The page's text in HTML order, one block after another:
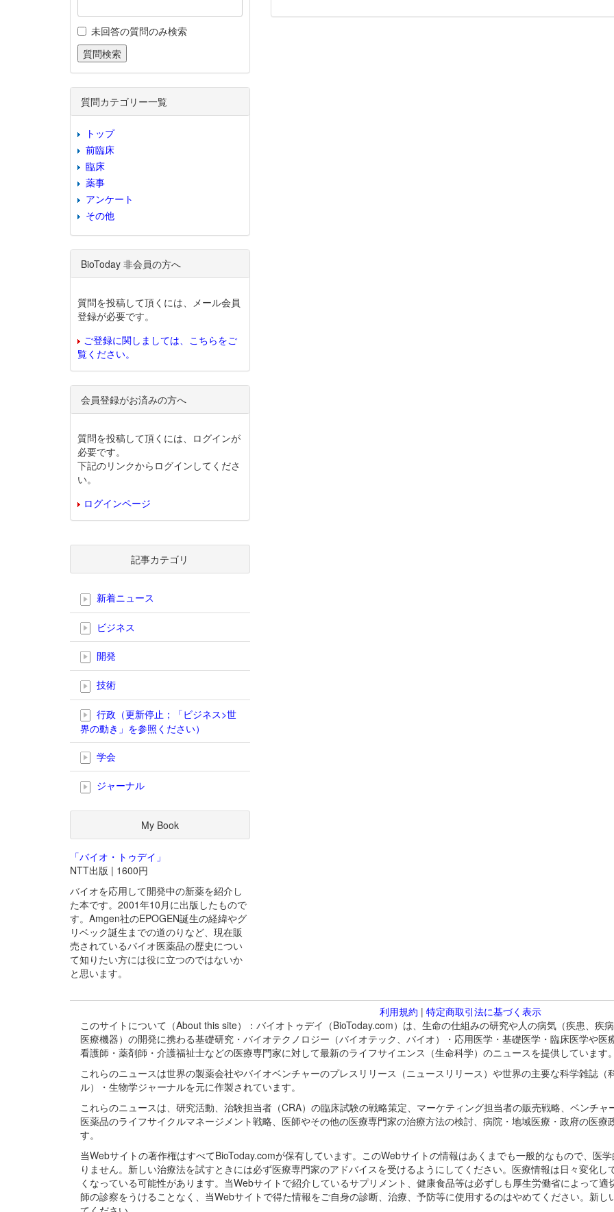
未回答の質問のみ検索
質問カテゴリー一覧
トップ
前臨床
臨床
薬事
アンケート
その他
BioToday 非会員の方へ
質問を投稿して頂くには、メール会員
登録が必要です。
ご登録に関しましては、こちらをご
覧ください。
会員登録がお済みの方へ
質問を投稿して頂くには、ログインが
必要です。
下記のリンクからログインしてくださ
い。
ログインページ
記事カテゴリ
新着ニュース
ビジネス
開発
技術
行政（更新停止；「ビジネス>世
界の動き」を参照ください）
学会
ジャーナル
My Book
「バイオ・トゥデイ」
NTT出版 | 1600円
バイオを応用して開発中の新薬を紹介し
た本です。2001年10月に出版したもので
す。Amgen社のEPOGEN誕生の経緯やグ
リベック誕生までの道のりなど、現在販
売されているバイオ医薬品の歴史につい
て知りたい方には役に立つのではないか
と思います。
利用規約 | 特定商取引法に基づく表示
このサイトについて（About this site）：バイオトゥデイ（BioToday.com）は、生命の仕組みの研究や人の病気（疾患、疾
医療機器）の開発に携わる基礎研究・バイオテクノロジー（バイオテック、バイオ）・応用医学・基礎医学・臨床医学や
看護師・薬剤師・介護福祉士などの医療専門家に対して最新のライフサイエンス（生命科学）のニュースを提供しています
これらのニュースは世界の製薬会社やバイオベンチャーのプレスリリース（ニュースリリース）や世界の主要な科学雑誌
ル）・生物学ジャーナルを元に作製されています。
これらのニュースは、研究活動、治験担当者（CRA）の臨床試験の戦略策定、マーケティング担当者の販売戦略、ベンチ
医薬品のライフサイクルマネージメント戦略、医師やその他の医療専門家の治療方法の検討、病院・地域医療・政府の医
す。
当Webサイトの著作権はすべてBioToday.comが保有しています。このWebサイトの情報はあくまでも一般的なもので、医
りません。新しい治療法を試すときには必ず医療専門家のアドバイスを受けるようにしてください。医療情報は日々変化
くなっている可能性があります。当Webサイトで紹介しているサプリメント、健康食品等は必ずしも厚生労働省によって
師の診察をうけることなく、当Webサイトで得た情報をご自身の診断、治療、予防等に使用するのはやめてください。新